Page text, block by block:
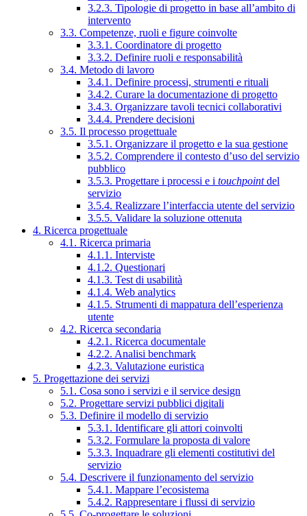
3.2.3. Tipologie di progetto in base all’ambito di
intervento
3.3. Competenze, ruoli e figure coinvolte
3.3.1. Coordinatore di progetto
3.3.2. Definire ruoli e responsabilità
3.4. Metodo di lavoro
3.4.1. Definire processi, strumenti e rituali
3.4.2. Curare la documentazione di progetto
3.4.3. Organizzare tavoli tecnici collaborativi
3.4.4. Prendere decisioni
3.5. Il processo progettuale
3.5.1. Organizzare il progetto e la sua gestione
3.5.2. Comprendere il contesto d’uso del servizio
pubblico
3.5.3. Progettare i processi e i touchpointdel
servizio
3.5.4. Realizzare l’interfaccia utente del servizio
3.5.5. Validare la soluzione ottenuta
4. Ricerca progettuale
4.1. Ricerca primaria
4.1.1. Interviste
4.1.2. Questionari
4.1.3. Test di usabilità
4.1.4. Web analytics
4.1.5. Strumenti di mappatura dell’esperienza
utente
4.2. Ricerca secondaria
4.2.1. Ricerca documentale
4.2.2. Analisi benchmark
4.2.3. Valutazione euristica
5. Progettazione dei servizi
5.1. Cosa sono i servizi e il service design
5.2. Progettare servizi pubblici digitali
5.3. Definire il modello di servizio
5.3.1. Identificare gli attori coinvolti
5.3.2. Formulare la proposta di valore
5.3.3. Inquadrare gli elementi costitutivi del
servizio
5.4. Descrivere il funzionamento del servizio
5.4.1. Mappare l’ecosistema
5.4.2. Rappresentare i flussi di servizio